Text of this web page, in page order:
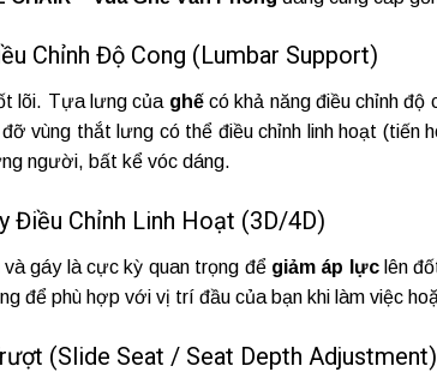
Chỉnh Độ Cong (Lumbar Support)
lõi. Tựa lưng của ghếcó khả năng điều chỉnh
vùng thắt lưng có thể điều chỉnh linh hoạt (tiến
người, bất kể vóc dáng.
Điều Chỉnh Linh Hoạt (3D/4D)
gáy là cực kỳ quan trọng để giảm áp lựclên
để phù hợp với vị trí đầu của bạn khi làm việc
(Slide Seat / Seat Depth Adjustment)